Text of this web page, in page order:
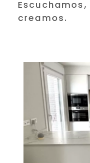
creamos.